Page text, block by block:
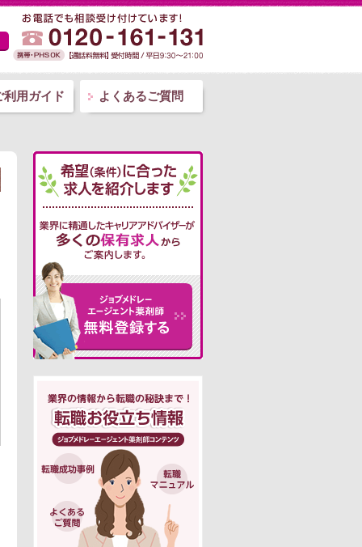
利用ガイド よくあるご質問